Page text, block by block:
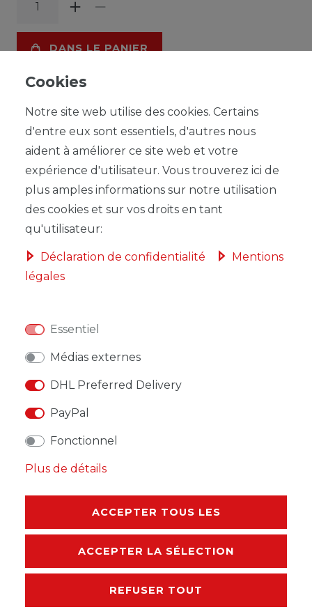
DANS LE PANIER
LISTE DE SOUHAITS
* avec TVA hors Frais de livraison
DESCRIPTION
FABRICANT
Les feuilles LEUCHTTURM (format 270 x 297 mm /
papier stable, sans bois ni acide (170 g/m 2 ). Nous
renonçons volontairement à une impression en
couleurs. Vous pouvez ainsi plus facilement savoir
quels timbres manquent encore dans votre album.
Des pochettes de protection, fabriquées à partir
d'une feuille de polystyrène traitée anti-reflet,
Cookies
Notre site web utilise des cookies. Certains
d'entre eux sont essentiels, d'autres nous
aident à améliorer ce site web et votre
expérience d'utilisateur. Vous trouverez ici de
plus amples informations sur notre utilisation
des cookies et sur vos droits en tant
qu'utilisateur:
Déclaration de confidentialité
Mentions
légales
Essentiel
Médias externes
DHL Preferred Delivery
PayPal
Fonctionnel
Plus de détails
ACCEPTER TOUS LES
ACCEPTER LA SÉLECTION
REFUSER TOUT